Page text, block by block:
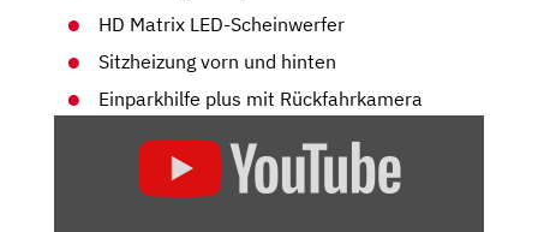
HD Matrix LED-Scheinwerfer
Sitzheizung vorn und hinten
Einparkhilfe plus mit Rückfahrkamera